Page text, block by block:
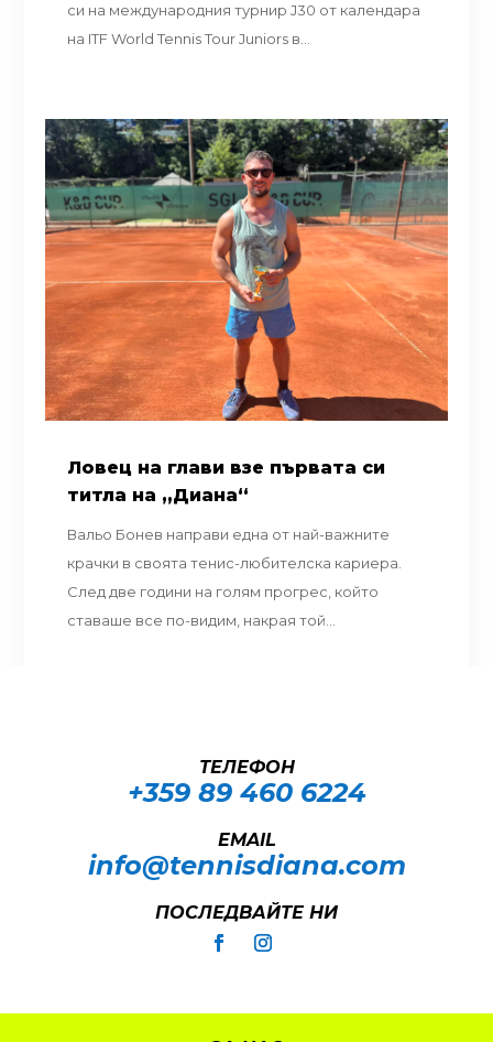
си на международния турнир J30 от календара
на ITF World Tennis Tour Juniors в...
Ловец на глави взе първата си
титла на „Диана“
Вальо Бонев направи една от най-важните
крачки в своята тенис-любителска кариера.
След две години на голям прогрес, който
ставаше все по-видим, накрая той...
ТЕЛЕФОН
+359 89 460 6224­
EMAIL
info@tennisdiana.com
ПОСЛЕДВАЙТЕ НИ